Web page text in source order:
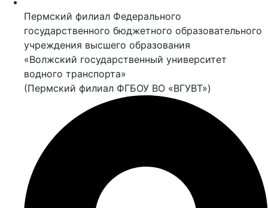
Пермский филиал Федерального
государственного бюджетного образовательного
учреждения высшего образования
«Волжский государственный университет
водного транспорта»
(Пермский филиал ФГБОУ ВО «ВГУВТ»)